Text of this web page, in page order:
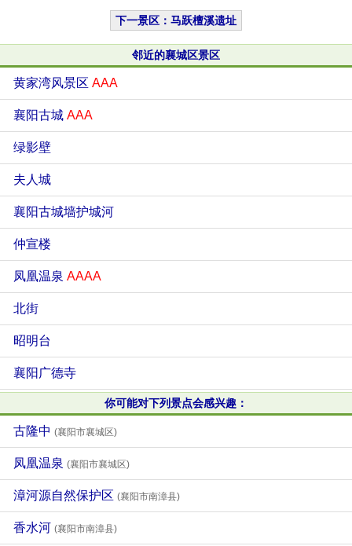
下一景区：马跃檀溪遗址
邻近的襄城区景区
黄家湾风景区 AAA
襄阳古城 AAA
绿影壁
夫人城
襄阳古城墙护城河
仲宣楼
凤凰温泉 AAAA
北街
昭明台
襄阳广德寺
你可能对下列景点会感兴趣：
古隆中 (襄阳市襄城区)
凤凰温泉 (襄阳市襄城区)
漳河源自然保护区 (襄阳市南漳县)
香水河 (襄阳市南漳县)